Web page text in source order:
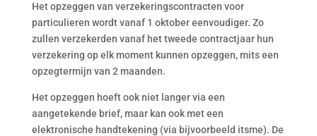
Het opzeggen van verzekeringscontracten voor
particulieren wordt vanaf 1 oktober eenvoudiger. Zo
zullen verzekerden vanaf het tweede contractjaar hun
verzekering op elk moment kunnen opzeggen, mits een
opzegtermijn van 2 maanden.
Het opzeggen hoeft ook niet langer via een
aangetekende brief, maar kan ook met een
elektronische handtekening (via bijvoorbeeld itsme). De